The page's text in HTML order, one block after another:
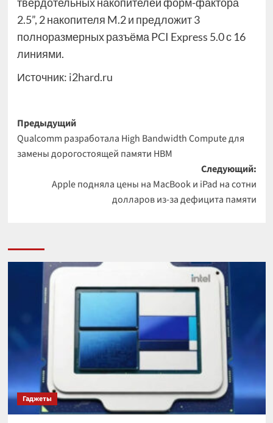
2.5”, 2 накопителя M.2 и предложит 3
полноразмерных разъёма PCI Express 5.0 с 16
линиями.
Источник: i2hard.ru
Навигация
записи
Предыдущий
Qualcomm разработала High Bandwidth Compute для
замены дорогостоящей памяти HBM
Следующий:
Apple подняла цены на MacBook и iPad на сотни
долларов из-за дефицита памяти
Гаджеты